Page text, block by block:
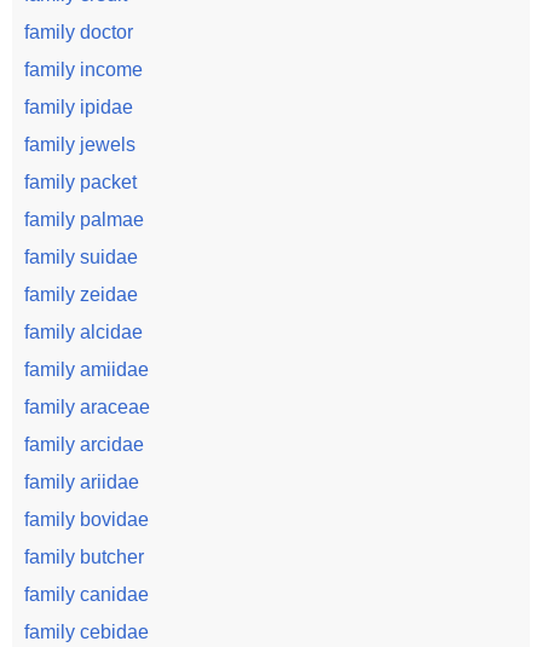
family doctor
family income
family ipidae
family jewels
family packet
family palmae
family suidae
family zeidae
family alcidae
family amiidae
family araceae
family arcidae
family ariidae
family bovidae
family butcher
family canidae
family cebidae